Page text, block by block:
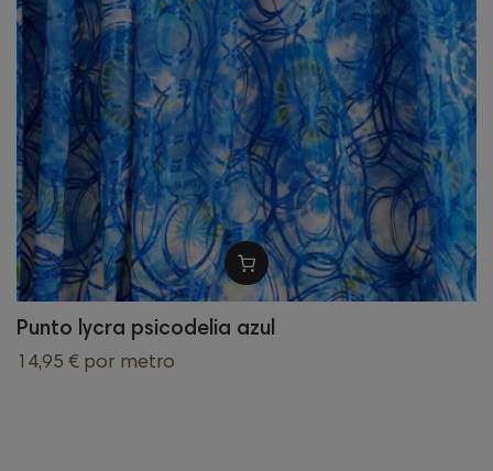
Punto lycra psicodelia azul
14,95 € por metro